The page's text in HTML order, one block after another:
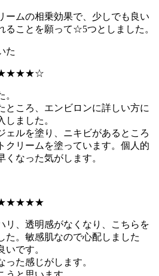
ームの相乗効果で、少しでも良い
ることを願って☆5つとしました。
た
ところ、エンビロンに詳しい方に
しました。
ェルを塗り、ニキビがあるところ
クリームを塗っています。個人的
くなった気がします。
リ、透明感がなくなり、こちらを
た。敏感肌なので心配しました
いです。
た感じがします。